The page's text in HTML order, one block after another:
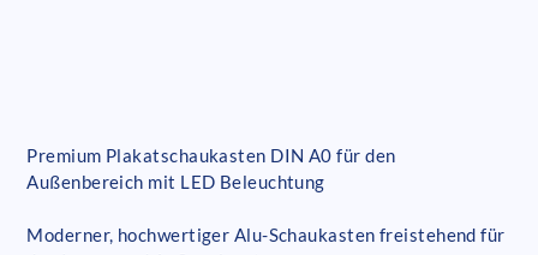
Premium Plakatschaukasten DIN A0 für den
Außenbereich mit LED Beleuchtung
Moderner, hochwertiger Alu-Schaukasten freistehend für